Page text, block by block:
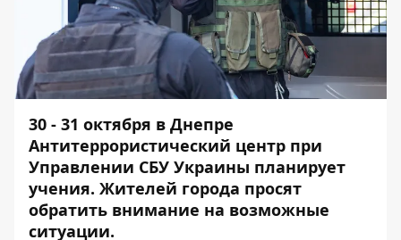
30 - 31 октября в Днепре
Антитеррористический центр при
Управлении СБУ Украины планирует
учения. Жителей города просят
обратить внимание на возможные
ситуации.